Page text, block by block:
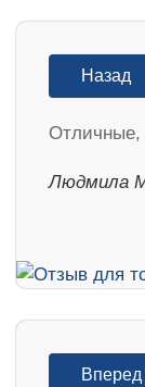
Назад
Отличные,
Людмила
Вперед